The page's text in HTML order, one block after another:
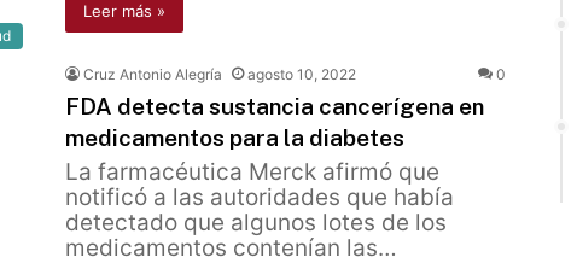
Leer más »
Cruz Antonio Alegría agosto 10, 2022 0
FDA detecta sustancia cancerígena en
medicamentos para la diabetes
La farmacéutica Merck afirmó que
notificó a las autoridades que había
detectado que algunos lotes de los
medicamentos contenían las…